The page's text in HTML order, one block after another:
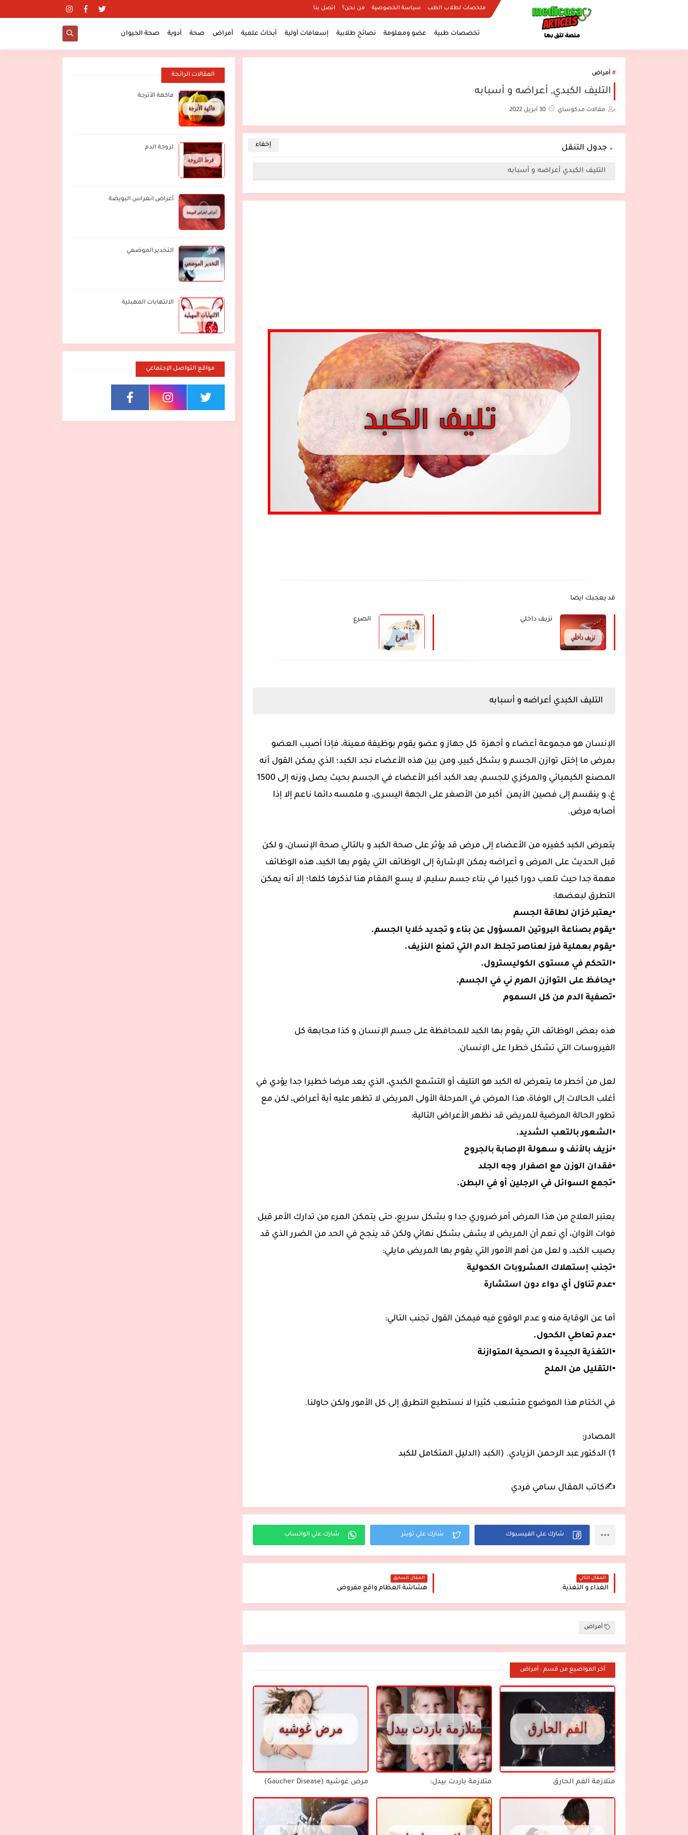
ملخصات لطلاب الطب سياسة الخصوصية من نحن؟ اتصل بنا
تخصصات طبية عضو ومعلومة نصائح طلابية إسعافات أولية أبحاث علمية أمراض صحة أدوية صحة الحيوان
أمراض
التليف الكبدي, أعراضه و أسبابه
مقالات مدكوساي 30 أبريل 2022
جدول التنقل
التليف الكبدي أعراضه و أسبابه
قد يعجبك ايضا
نزيف داخلي الصرع
التليف الكبدي أعراضه و أسبابه
الإنسان هو مجموعة أعضاء و أجهزة كل جهاز و عضو يقوم بوظيفة معينة، فإذا أصيب العضو
بمرض ما إختل توازن الجسم و بشكل كبير، ومن بين هذه الأعضاء نجد الكبد؛ الذي يمكن القول أنه
المصنع الكيميائي والمركزي للجسم، يعد الكبد أكبر الأعضاء في الجسم بحيث يصل وزنه إلى 1500
غ، و ينقسم إلى فصين الأيمن أكبر من الأصغر على الجهة اليسرى، و ملمسه دائما ناعم إلا إذا
أصابه مرض.
يتعرض الكبد كغيره من الأعضاء إلى مرض قد يؤثر على صحة الكبد و بالتالي صحة الإنسان، و لكن
قبل الحديث على المرض و أعراضه يمكن الإشارة إلى الوظائف التي يقوم بها الكبد، هذه الوظائف
مهمة جدا حيث تلعب دورا كبيرا في بناء جسم سليم، لا يسع المقام هنا لذكرها كلها؛ إلا أنه يمكن
التطرق لبعضها:
▪️يعتبر خزان لطاقة الجسم
▪️يقوم بصناعة البروتين المسؤول عن بناء و تجديد خلايا الجسم.
▪️يقوم بعملية فرز لعناصر تجلط الدم التي تمنع النزيف.
▪️التحكم في مستوى الكوليسترول.
▪️يحافظ على التوازن الهرم ني في الجسم.
▪️تصفية الدم من كل السموم
هذه بعض الوظائف التي يقوم بها الكبد للمحافظة على جسم الإنسان و كذا مجابهة كل
الفيروسات التي تشكل خطرا على الإنسان.
لعل من أخطر ما يتعرض له الكبد هو التليف أو التشمع الكبدي، الذي يعد مرضا خطيرا جدا يؤدي في
أغلب الحالات إلى الوفاة، هذا المرض في المرحلة الأولى المريض لا تظهر عليه أية أعراض، لكن مع
تطور الحالة المرضية للمريض قد نظهر الأعراض التالية:
▪️الشعور بالتعب الشديد.
▪️نزيف بالأنف و سهولة الإصابة بالجروح
▪️فقدان الوزن مع اصفرار وجه الجلد
▪️تجمع السوائل في الرجلين أو في البطن.
يعتبر العلاج من هذا المرض أمر ضروري جدا و بشكل سريع، حتى يتمكن المرء من تدارك الأمر قبل
فوات الأوان، أي نعم أن المريض لا يشفى بشكل نهائي ولكن قد ينجح في الحد من الضرر الذي قد
يصيب الكبد، و لعل من أهم الأمور التي يقوم بها المريض مايلي:
▪️تجنب إستهلاك المشروبات الكحولية
▪️عدم تناول أي دواء دون استشارة
أما عن الوقاية منه و عدم الوقوع فيه فيمكن القول تجنب التالي:
▪️عدم تعاطي الكحول.
▪️التغذية الجيدة و الصحية المتوازنة
▪️التقليل من الملح
في الختام هذا الموضوع متشعب كثيرا لا نستطيع التطرق إلى كل الأمور ولكن حاولنا.
المصادر:
1) الدكتور عبد الرحمن الزيادي. (الكبد (الدليل المتكامل للكبد
✍️كاتب المقال سامي فردي
المقال التالي
الغذاء و التغذية
المقال السابق
هشاشة العظام واقع مفروض
أمراض
أخر المواضيع من قسم : أمراض
متلازمة الفم الحارق متلازمة باردت بيدل: مرض غوشيه (Gaucher Disease)
المقالات الرائجة
فاكهة الأترجة
لزوجة الدم
أعراض انغراس البويضة
التخدير الموضعي
الالتهابات المهبلية
مواقع التواصل الإجتماعي